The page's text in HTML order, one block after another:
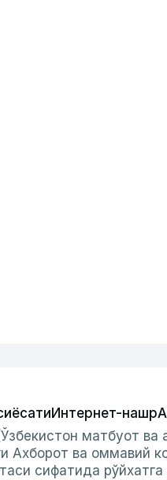
Интернет-нашр
матбуот
Ахборот ва оммавий
сифатида